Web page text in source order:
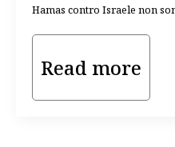
Hamas contro Israele non
Read more